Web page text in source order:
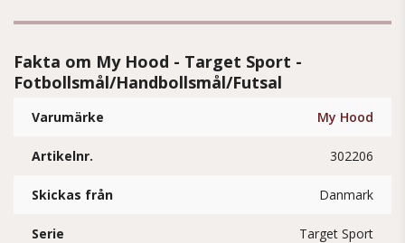
Fakta om My Hood - Target Sport -
Fotbollsmål/Handbollsmål/Futsal
Varumärke My Hood
Artikelnr. 302206
Skickas från Danmark
Serie Target Sport